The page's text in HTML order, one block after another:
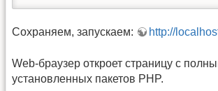
Сохраняем, запускаем: http://
Web-браузер откроет страницу с
установленных пакетов PHP.